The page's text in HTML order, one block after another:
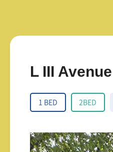
L III Avenue
1 BED 2BED